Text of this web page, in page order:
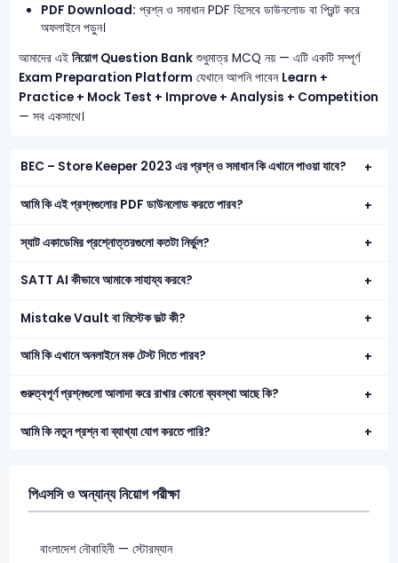
PDF Download: প্রশ্ন ও সমাধান PDF হিসেবে ডাউনলোড বা প্রিন্ট করে
অফলাইনে পড়ুন।
আমাদের এই নিয়োগ Question Bankশুধুমাত্র MCQ নয় — এটি একটি সম্পূর্ণ
Exam Preparation Platform যেখানে আপনি পাবেন Learn +
Practice + Mock Test + Improve + Analysis + Competition
— সব একসাথে।
BEC – Store Keeper 2023 এর প্রশ্ন ও সমাধান কি এখানে পাওয়া যাবে?
আমি কি এই প্রশ্নগুলোর PDF ডাউনলোড করতে পারব?
স্যাট একাডেমির প্রশ্নোত্তরগুলো কতটা নির্ভুল?
SATT AI কীভাবে আমাকে সাহায্য করবে?
Mistake Vault বা মিস্টেক ভল্ট কী?
আমি কি এখানে অনলাইনে মক টেস্ট দিতে পারব?
গুরুত্বপূর্ণ প্রশ্নগুলো আলাদা করে রাখার কোনো ব্যবস্থা আছে কি?
আমি কি নতুন প্রশ্ন বা ব্যাখ্যা যোগ করতে পারি?
পিএসসি ও অন্যান্য নিয়োগ পরীক্ষা
বাংলাদেশ নৌবাহিনী — স্টোরম্যান